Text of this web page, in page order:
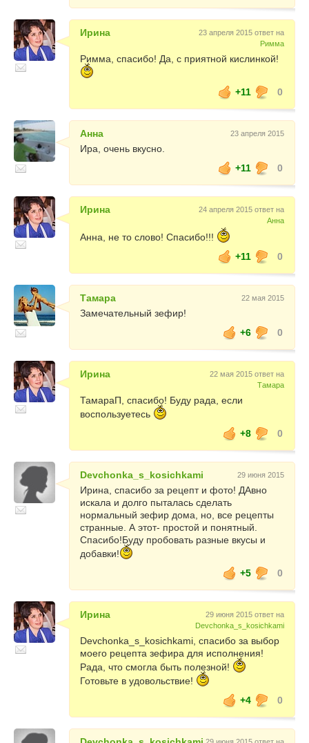
Ирина
23 апреля 2015 ответ на
Римма
Римма, спасибо! Да, с приятной кислинкой!
+11 0
Анна 23 апреля 2015
Ира, очень вкусно.
+11
0
Ирина
24 апреля 2015 ответ на
Анна
Анна, не то слово! Спасибо!!!
+11
0
Тамара 22 мая 2015
Замечательный зефир!
+6
0
Ирина
22 мая 2015 ответ на
Тамара
ТамараП, спасибо! Буду рада, если
воспользуетесь
+8
0
Devchonka_s_kosichkami 29 июня 2015
Ирина, спасибо за рецепт и фото! ДАвно
искала и долго пыталась сделать
нормальный зефир дома, но, все рецепты
странные. А этот- простой и понятный.
Спасибо!Буду пробовать разные вкусы и
добавки!
+5
0
Ирина
29 июня 2015 ответ на
Devchonka_s_kosichkami
Devchonka_s_kosichkami, спасибо за выбор
моего рецепта зефира для исполнения!
Рада, что смогла быть полезной!
Готовьте в удовольствие!
+4
0